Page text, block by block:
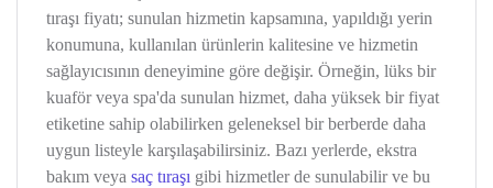
tıraşı fiyatı; sunulan hizmetin kapsamına, yapıldığı yerin
konumuna, kullanılan ürünlerin kalitesine ve hizmetin
sağlayıcısının deneyimine göre değişir. Örneğin, lüks bir
kuaför veya spa'da sunulan hizmet, daha yüksek bir fiyat
etiketine sahip olabilirken geleneksel bir berberde daha
uygun listeyle karşılaşabilirsiniz. Bazı yerlerde, ekstra
bakım veya saç tıraşı gibi hizmetler de sunulabilir ve bu